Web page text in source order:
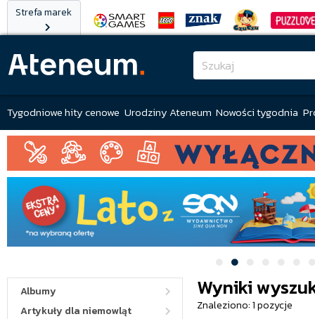
Strefa marek
Tygodniowe hity cenowe Urodziny Ateneum Nowości tygodnia
Albumy
Artykuły dla niemowląt
Wyniki
Znaleziono: 1 pozycje